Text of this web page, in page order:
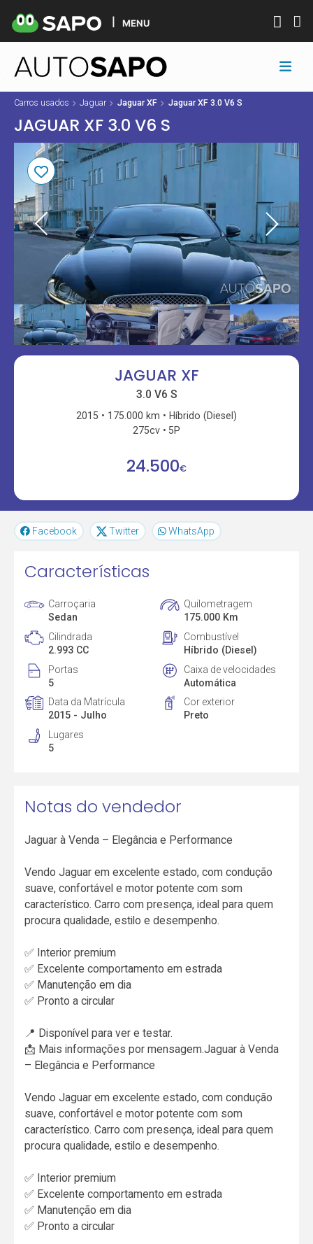
MENU
Carros usados Jaguar Jaguar XF Jaguar XF 3.0 V6 S
JAGUAR XF 3.0 V6 S
JAGUAR XF
3.0 V6 S
2015 175.000 km
Híbrido (Diesel)
275cv
5P
24.500€
Facebook Twitter WhatsApp
Características
Carroçaria
Sedan
Quilometragem
175.000 Km
Cilindrada
2.993 CC
Combustível
Híbrido (Diesel)
Portas
5
Caixa de velocidades
Automática
Data da Matrícula
2015 - Julho
Cor exterior
Preto
Lugares
5
Notas do vendedor
Jaguar à Venda – Elegância e Performance
Vendo Jaguar em excelente estado, com condução
suave, confortável e motor potente com som
característico. Carro com presença, ideal para quem
procura qualidade, estilo e desempenho.
✅ Interior premium
✅ Excelente comportamento em estrada
✅ Manutenção em dia
✅ Pronto a circular
📍 Disponível para ver e testar.
📩 Mais informações por mensagem.Jaguar à Venda
– Elegância e Performance
Vendo Jaguar em excelente estado, com condução
suave, confortável e motor potente com som
característico. Carro com presença, ideal para quem
procura qualidade, estilo e desempenho.
✅ Interior premium
✅ Excelente comportamento em estrada
✅ Manutenção em dia
✅ Pronto a circular